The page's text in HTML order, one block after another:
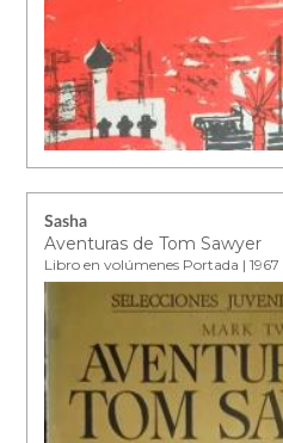
Sasha
Aventuras de Tom Sawyer
Libro en volúmenes Portada | 1967